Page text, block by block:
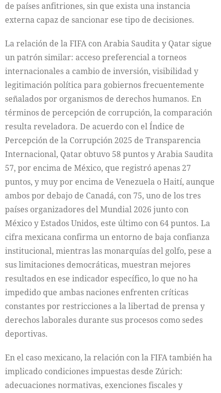
de países anfitriones, sin que exista una instancia
externa capaz de sancionar ese tipo de decisiones.
La relación de la FIFA con Arabia Saudita y Qatar sigue
un patrón similar: acceso preferencial a torneos
internacionales a cambio de inversión, visibilidad y
legitimación política para gobiernos frecuentemente
señalados por organismos de derechos humanos. En
términos de percepción de corrupción, la comparación
resulta reveladora. De acuerdo con el Índice de
Percepción de la Corrupción 2025 de Transparencia
Internacional, Qatar obtuvo 58 puntos y Arabia Saudita
57, por encima de México, que registró apenas 27
puntos, y muy por encima de Venezuela o Haití, aunque
ambos por debajo de Canadá, con 75, uno de los tres
países organizadores del Mundial 2026 junto con
México y Estados Unidos, este último con 64 puntos. La
cifra mexicana confirma un entorno de baja confianza
institucional, mientras las monarquías del golfo, pese a
sus limitaciones democráticas, muestran mejores
resultados en ese indicador específico, lo que no ha
impedido que ambas naciones enfrenten críticas
constantes por restricciones a la libertad de prensa y
derechos laborales durante sus procesos como sedes
deportivas.
En el caso mexicano, la relación con la FIFA también ha
implicado condiciones impuestas desde Zúrich:
adecuaciones normativas, exenciones fiscales y